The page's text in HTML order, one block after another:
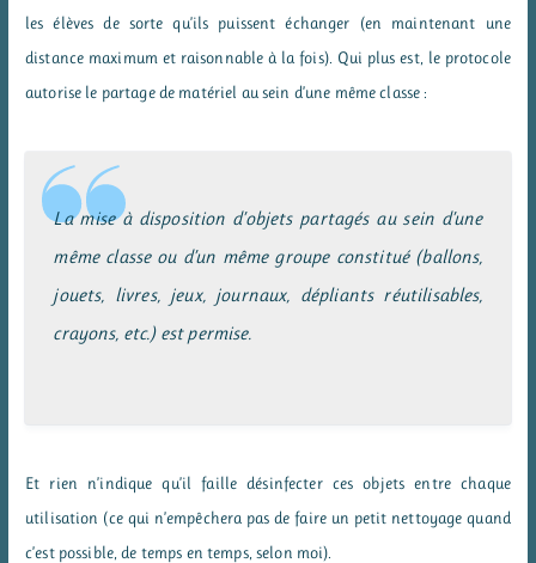
les élèves de sorte qu’ils puissent échanger (en maintenant une
distance maximum et raisonnable à la fois). Qui plus est, le protocole
autorise le partage de matériel au sein d’une même classe :
La mise à disposition d’objets partagés au sein d’une
même classe ou d’un même groupe constitué (ballons,
jouets, livres, jeux, journaux, dépliants réutilisables,
crayons, etc.) est permise.
Et rien n’indique qu’il faille désinfecter ces objets entre chaque
utilisation (ce qui n’empêchera pas de faire un petit nettoyage quand
c’est possible, de temps en temps, selon moi).